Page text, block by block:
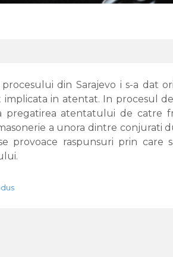
procesului din Sarajevo i s-a
implicata in atentat. In procesul
pregatirea atentatului de catre
a unora dintre conjurati
provoace raspunsuri prin care